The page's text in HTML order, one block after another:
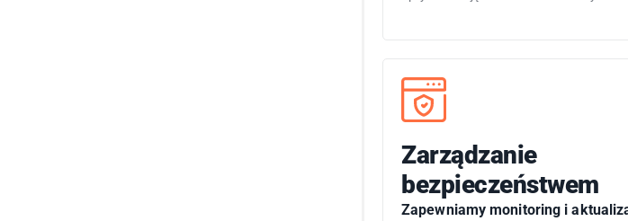
Zarządzanie
bezpieczeństwem
Zapewniamy monitoring i